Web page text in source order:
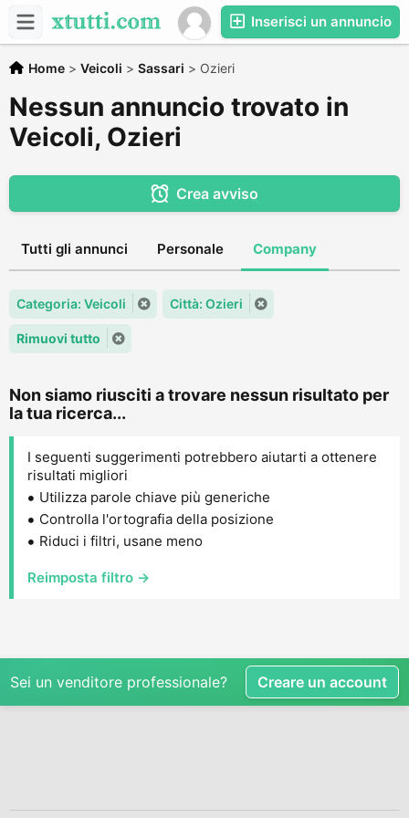
Inserisci un annuncio
Home > Veicoli > Sassari > Ozieri
Nessun annuncio trovato in
Veicoli, Ozieri
Crea avviso
Tutti gli annunci Personale Company
Categoria: Veicoli Città: Ozieri
Rimuovi tutto
Non siamo riusciti a trovare nessun risultato per
la tua ricerca...
I seguenti suggerimenti potrebbero aiutarti a ottenere
risultati migliori
Utilizza parole chiave più generiche
Controlla l'ortografia della posizione
Riduci i filtri, usane meno
Reimposta filtro →
Sei un venditore professionale? Creare un account